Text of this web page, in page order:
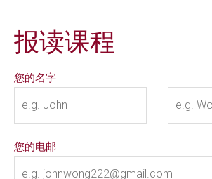
报读课程
您的名字
您的电邮